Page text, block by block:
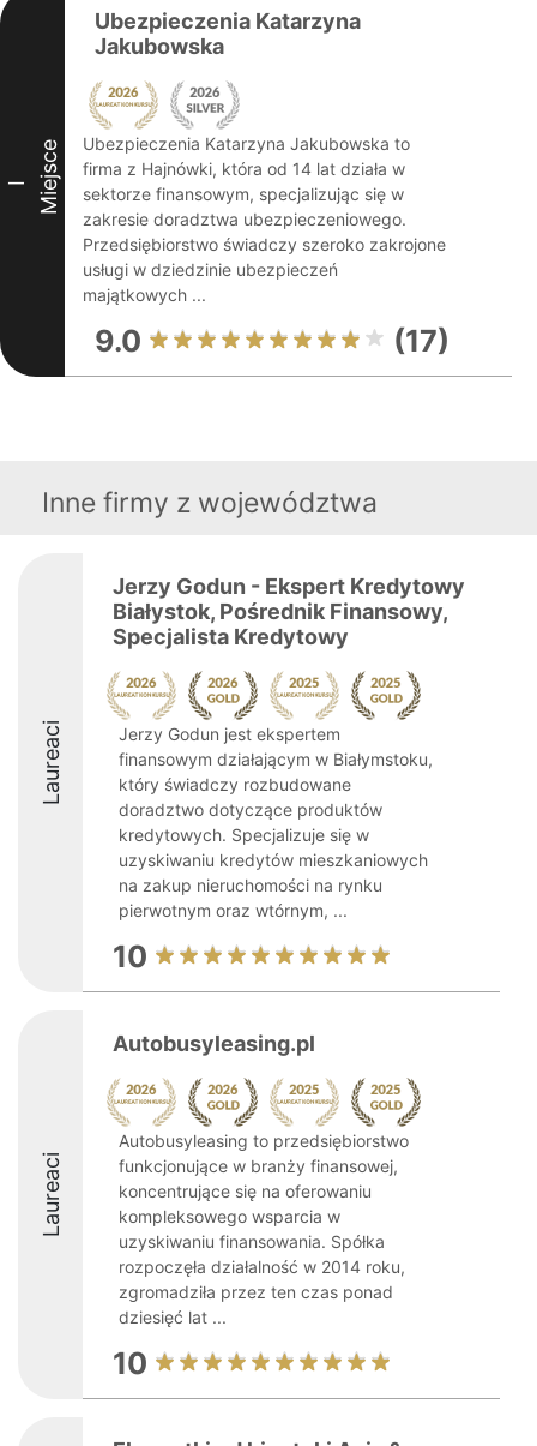
I Miejsce
Ubezpieczenia Katarzyna
Jakubowska
Ubezpieczenia Katarzyna Jakubowska to
firma z Hajnówki, która od 14 lat działa w
sektorze finansowym, specjalizując się w
zakresie doradztwa ubezpieczeniowego.
Przedsiębiorstwo świadczy szeroko zakrojone
usługi w dziedzinie ubezpieczeń
majątkowych ...
9.0 (17)
Inne firmy z województwa
Laureaci
Jerzy Godun - Ekspert Kredytowy
Białystok, Pośrednik Finansowy,
Specjalista Kredytowy
Jerzy Godun jest ekspertem
finansowym działającym w Białymstoku,
który świadczy rozbudowane
doradztwo dotyczące produktów
kredytowych. Specjalizuje się w
uzyskiwaniu kredytów mieszkaniowych
na zakup nieruchomości na rynku
pierwotnym oraz wtórnym, ...
10
Laureaci
Autobusyleasing.pl
Autobusyleasing to przedsiębiorstwo
funkcjonujące w branży finansowej,
koncentrujące się na oferowaniu
kompleksowego wsparcia w
uzyskiwaniu finansowania. Spółka
rozpoczęła działalność w 2014 roku,
zgromadziła przez ten czas ponad
dziesięć lat ...
10